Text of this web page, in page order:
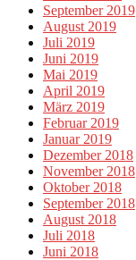
September 2019
August 2019
Juli 2019
Juni 2019
Mai 2019
April 2019
März 2019
Februar 2019
Januar 2019
Dezember 2018
November 2018
Oktober 2018
September 2018
August 2018
Juli 2018
Juni 2018